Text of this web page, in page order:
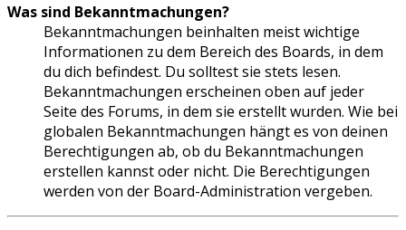
Was sind Bekanntmachungen?
Bekanntmachungen beinhalten meist wichtige
Informationen zu dem Bereich des Boards, in dem
du dich befindest. Du solltest sie stets lesen.
Bekanntmachungen erscheinen oben auf jeder
Seite des Forums, in dem sie erstellt wurden. Wie bei
globalen Bekanntmachungen hängt es von deinen
Berechtigungen ab, ob du Bekanntmachungen
erstellen kannst oder nicht. Die Berechtigungen
werden von der Board-Administration vergeben.